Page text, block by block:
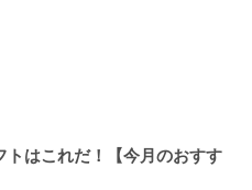
はこれだ！【今月のおすす